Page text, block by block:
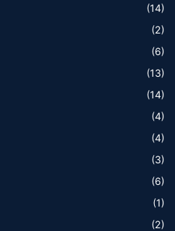
(14)
(2)
(6)
(13)
(14)
(4)
(4)
(3)
(6)
(1)
(2)